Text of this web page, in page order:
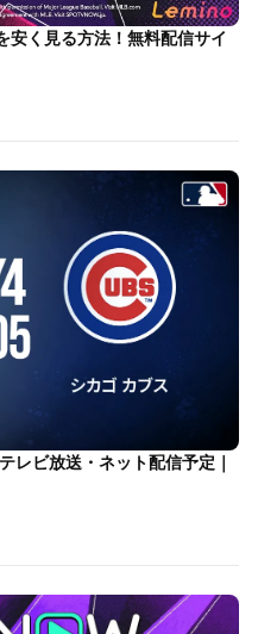
安く見る方法！無料配信サイ
レビ放送・ネット配信予定｜